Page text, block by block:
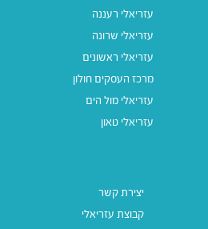
עזריאלי רעננה
עזריאלי שרונה
עזריאלי ראשונים
מרכז העסקים חולון
עזריאלי מול הים
עזריאלי טאון
יצירת קשר
קבוצת עזריאלי